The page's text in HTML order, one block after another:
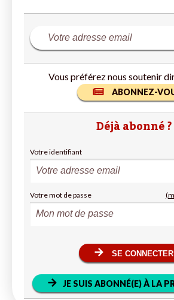
Vous préférez nous soutenir
ABONNEZ-
Déjà abonné ?
Votre identifiant
Votre mot de passe
SE CONNECTER
JE SUIS ABONNÉ(E) À LA